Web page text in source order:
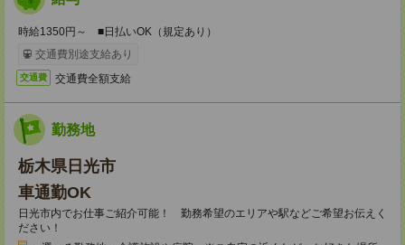
時給1350円～ ■日払いOK（規定あり）
交通費別途支給あり
交通費 交通費全額支給
勤務地
栃木県日光市
車通勤OK
日光市内でお仕事ご紹介可能！ 勤務希望のエリアや駅などご希望お伝えく
ださい！